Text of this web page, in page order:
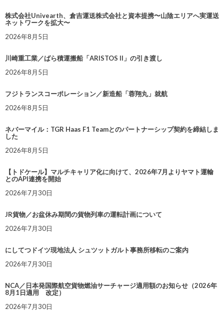
株式会社Univearth、倉吉運送株式会社と資本提携〜山陰エリアへ実運送
ネットワークを拡大〜
2026年8月5日
川崎重工業／ばら積運搬船「ARISTOS II」の引き渡し
2026年8月5日
フジトランスコーポレーション／新造船「蓉翔丸」就航
2026年8月5日
ネバーマイル：TGR Haas F1 Teamとのパートナーシップ契約を締結しま
した
2026年8月5日
【トドケール】マルチキャリア化に向けて、2026年7月よりヤマト運輸
とのAPI連携を開始
2026年7月30日
JR貨物／お盆休み期間の貨物列車の運転計画について
2026年7月30日
にしてつドイツ現地法人 シュツットガルト事務所移転のご案内
2026年7月30日
NCA／日本発国際航空貨物燃油サーチャージ適用額のお知らせ（2026年
8月1日適用 改定）
2026年7月30日